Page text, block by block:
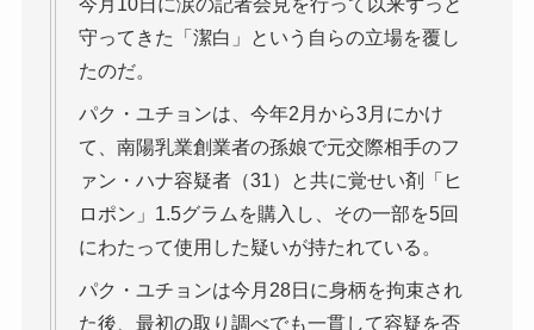
今月10日に涙の記者会見を行って以来ずっと
守ってきた「潔白」という自らの立場を覆し
たのだ。
パク・ユチョンは、今年2月から3月にかけ
て、南陽乳業創業者の孫娘で元交際相手のフ
ァン・ハナ容疑者（31）と共に覚せい剤「ヒ
ロポン」1.5グラムを購入し、その一部を5回
にわたって使用した疑いが持たれている。
パク・ユチョンは今月28日に身柄を拘束され
た後、最初の取り調べでも一貫して容疑を否